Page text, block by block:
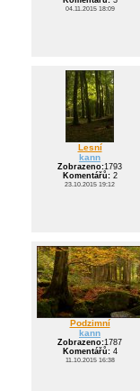
04.11.2015 18:09
Lesní
kann
Zobrazeno:1793
Komentářů:2
23.10.2015 19:12
Podzimní
kann
Zobrazeno:1787
Komentářů:4
11.10.2015 16:38